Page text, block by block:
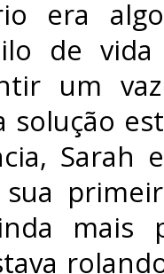
era
de vida
um
solução
Sarah